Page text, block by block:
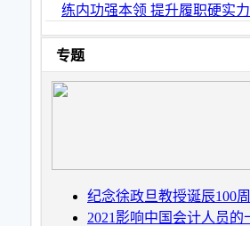
练内功强本领 提升履职硬实力
专题
纪念徐政旦教授诞辰100
2021影响中国会计人员的